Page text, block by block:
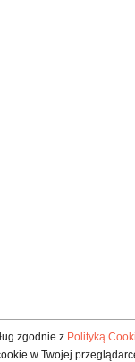
zgodnie z Polityką
w Twojej